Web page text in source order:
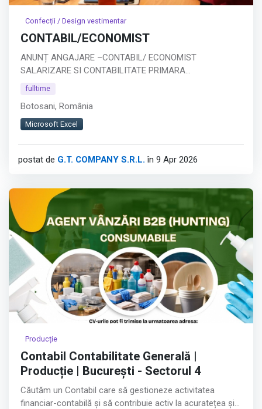
Confecții / Design vestimentar
CONTABIL/ECONOMIST
ANUNȚ ANGAJARE –CONTABIL/ ECONOMIST
SALARIZARE SI CONTABILITATE PRIMARA
Companie: SC GT COMPANY SRL BOTOSANI
Descrierea postului:
Căutăm un economist specializat în salarizare,
calcul salarial.
Responsabilități principale:
Întocmirea statelor de plată și a declarației D112
Calcularea și evidența tichetelor de masă
Afișează tot
fulltime
Botosani, România
Microsoft Excel
postat de G.T. COMPANY S.R.L. în 9 Apr 2026
Producție
Contabil Contabilitate Generală |
Producție | București - Sectorul 4
Căutăm un Contabil care să gestioneze activitatea
financiar-contabilă și să contribuie activ la acuratețea și